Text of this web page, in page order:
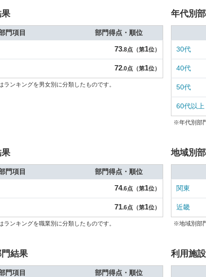
門項目 部門得点・順位
73.8点（第1位）
72.0点（第1位）
ンキングを男女別に分類したものです。
年代別
30代
40代
50代
60代以上
※年代別部
門項目 部門得点・順位
74.6点（第1位）
71.6点（第1位）
ンキングを職業別に分類したものです。
地域別
関東
近畿
※地域別部
結果
門項目 部門得点・順位
利用施